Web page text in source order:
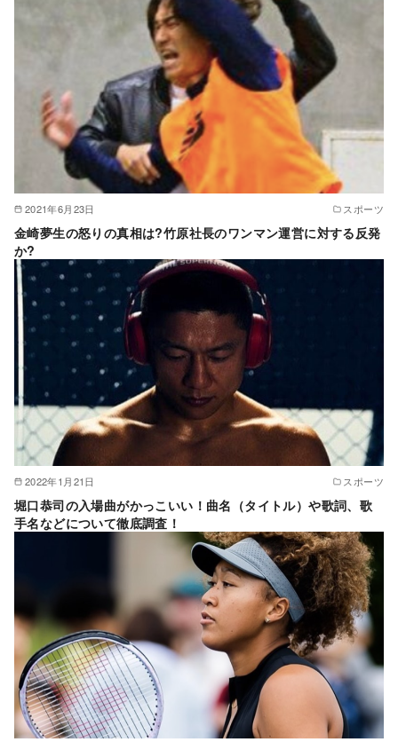
2021年6月23日 スポーツ
金崎夢生の怒りの真相は?竹原社長のワンマン運営に対する反発
か?
2022年1月21日 スポーツ
堀口恭司の入場曲がかっこいい！曲名（タイトル）や歌詞、歌
手名などについて徹底調査！